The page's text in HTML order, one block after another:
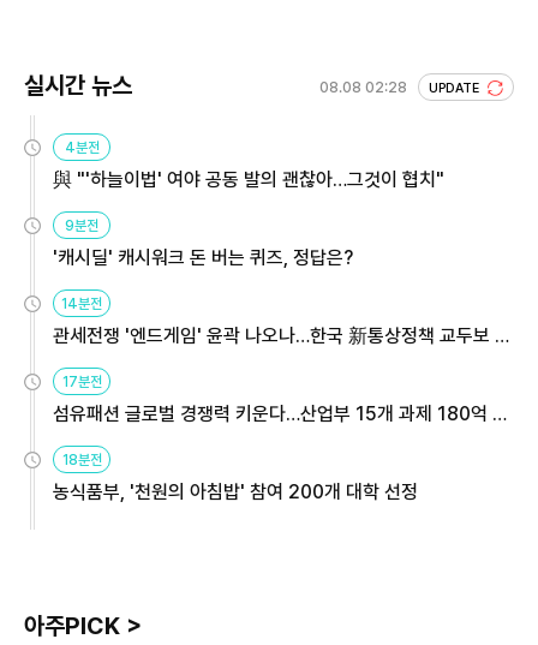
실시간 뉴스 08.08 02:28 UPDATE
4분전
與 "'하늘이법' 여야 공동 발의 괜찮아…그것이 협치"
9분전
'캐시딜' 캐시워크 돈 버는 퀴즈, 정답은?
14분전
관세전쟁 '엔드게임' 윤곽 나오나…한국 新통상정책 교두보 활
용해야
17분전
섬유패션 글로벌 경쟁력 키운다…산업부 15개 과제 180억 지
원
18분전
농식품부, '천원의 아침밥' 참여 200개 대학 선정
아주PICK >